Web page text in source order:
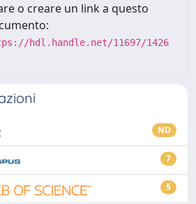
o creare un link a questo
hdl.handle.net/11697/1426
ND
7
5